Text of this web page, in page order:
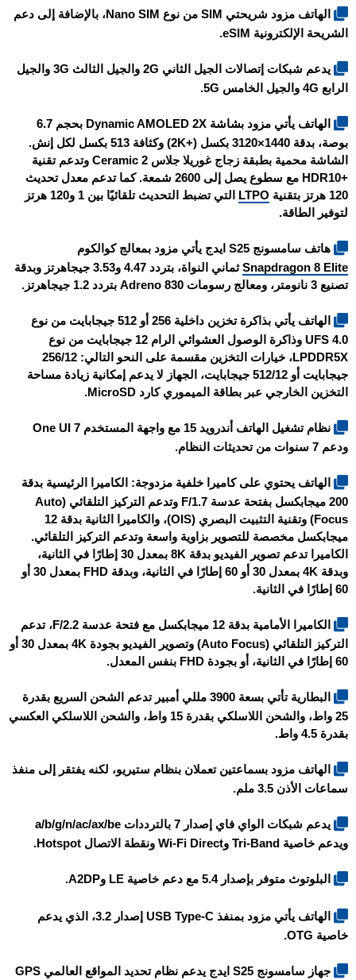
الهاتف مزود شريحتي SIM من نوع Nano SIM، بالإضافة إلى دعم
الشريحة الإلكترونية eSIM.
يدعم شبكات إتصالات الجيل الثاني 2G والجيل الثالث 3G والجيل
الرابع 4G والجيل الخامس 5G.
الهاتف يأتي مزود بشاشة Dynamic AMOLED 2X بحجم 6.7
بوصة، بدقة 1440×3120 بكسل (+2K) وكثافة 513 بكسل لكل إنش.
الشاشة محمية بطبقة زجاج غوريلا جلاس Ceramic 2 وتدعم تقنية
+HDR10 مع سطوع يصل إلى 2600 شمعة. كما تدعم معدل تحديث
120 هرتز بتقنية
LTPO
التي تضبط التحديث تلقائيًا بين 1 و120 هرتز
لتوفير الطاقة.
هاتف سامسونج S25 ايدج يأتي مزود بمعالج كوالكوم
Snapdragon 8 Elite
ثماني النواة، بتردد 4.47 و3.53 جيجاهرتز وبدقة
تصنيع 3 نانومتر، ومعالج رسومات Adreno 830 بتردد 1.2 جيجاهرتز.
الهاتف يأتي بذاكرة تخزين داخلية 256 أو 512 جيجابايت من نوع
UFS 4.0 وذاكرة الوصول العشوائي الرام 12 جيجابايت من نوع
LPDDR5X، خيارات التخزين مقسمة على النحو التالي: 256/12
جيجابايت أو 512/12 جيجابايت، الجهاز لا يدعم إمكانية زيادة مساحة
التخزين الخارجي عبر بطاقة الميموري كارد MicroSD.
نظام تشغيل الهاتف أندرويد 15 مع واجهة المستخدم One UI 7
ودعم 7 سنوات من تحديثات النظام.
الهاتف يحتوي على كاميرا خلفية مزدوجة: الكاميرا الرئيسية بدقة
200 ميجابكسل بفتحة عدسة F/1.7 وتدعم التركيز التلقائي (Auto
Focus) وتقنية التثبيت البصري (OIS)، والكاميرا الثانية بدقة 12
ميجابكسل مخصصة للتصوير بزاوية واسعة وتدعم التركيز التلقائي.
الكاميرا تدعم تصوير الفيديو بدقة 8K بمعدل 30 إطارًا في الثانية،
وبدقة 4K بمعدل 30 أو 60 إطارًا في الثانية، وبدقة FHD بمعدل 30 أو
60 إطارًا في الثانية.
الكاميرا الأمامية بدقة 12 ميجابكسل مع فتحة عدسة F/2.2، تدعم
التركيز التلقائي (Auto Focus) وتصوير الفيديو بجودة 4K بمعدل 30 أو
60 إطارًا في الثانية، أو بجودة FHD بنفس المعدل.
البطارية تأتي بسعة 3900 مللي أمبير تدعم الشحن السريع بقدرة
25 واط، والشحن اللاسلكي بقدرة 15 واط، والشحن اللاسلكي العكسي
بقدرة 4.5 واط.
الهاتف مزود بسماعتين تعملان بنظام ستيريو، لكنه يفتقر إلى منفذ
سماعات الأذن 3.5 ملم.
يدعم شبكات الواي فاي إصدار 7 بالترددات a/b/g/n/ac/ax/be
ويدعم خاصية Tri-Band وWi-Fi Direct ونقطة الاتصال Hotspot.
البلوتوث متوفر بإصدار 5.4 مع دعم خاصية LE وA2DP.
الهاتف يأتي مزود بمنفذ USB Type-C إصدار 3.2، الذي يدعم
خاصية OTG.
جهاز سامسونج S25 ايدج يدعم نظام تحديد المواقع العالمي GPS